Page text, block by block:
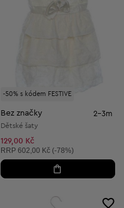
-50% s kódem FESTIVE
Bez značky 2-3m
Dětské šaty
129,00 Kč
Doporučená cena:
RRP 602,00 Kč (-78%)